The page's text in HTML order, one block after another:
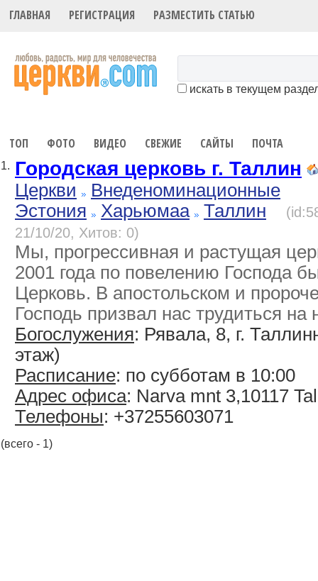
ГЛАВНАЯ РЕГИСТРАЦИЯ РАЗМЕСТИТЬ СТАТЬЮ
искать в текущем
ТОП ФОТО ВИДЕО СВЕЖИЕ САЙТЫ ПОЧТА
1. Городская церковь г. Таллин
Церкви
Внеденоминационные
Эстония
Харьюмаа Таллин
21/10/20, Хитов: 0)
Мы, прогрессивная и растущая
2001 года по повелению Господа
Церковь. В апостольском и
Господь призвал нас трудиться на
Богослужения: Рявала, 8, г.
этаж)
Расписание: по субботам в 10:00
Адрес офиса: Narva mnt 3,10117
Телефоны: +37255603071
(всего - 1)